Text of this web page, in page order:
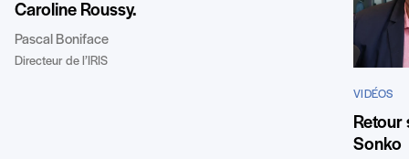
Caroline Roussy.
Pascal Boniface
Directeur de l’IRIS
VIDÉOS
Retour
Sonko